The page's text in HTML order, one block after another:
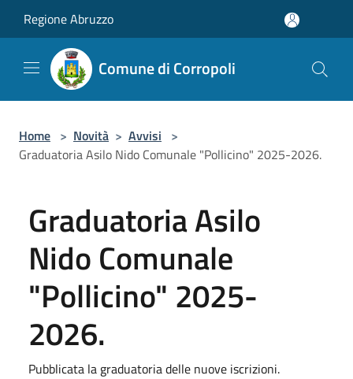
Regione Abruzzo
Comune di Corropoli
Home > Novità > Avvisi >
Graduatoria Asilo Nido Comunale "Pollicino" 2025-2026.
Graduatoria Asilo
Nido Comunale
"Pollicino" 2025-
2026.
Pubblicata la graduatoria delle nuove iscrizioni.